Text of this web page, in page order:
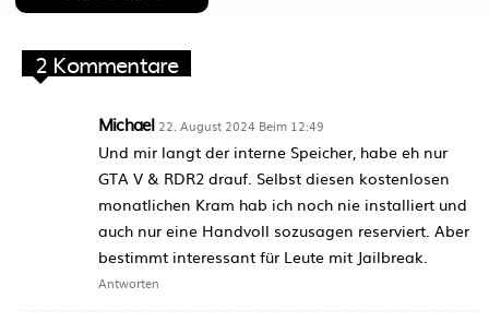
2 Kommentare
Michael 22. August 2024 Beim 12:49
Und mir langt der interne Speicher, habe eh nur
GTA V & RDR2 drauf. Selbst diesen kostenlosen
monatlichen Kram hab ich noch nie installiert und
auch nur eine Handvoll sozusagen reserviert. Aber
bestimmt interessant für Leute mit Jailbreak.
Antworten